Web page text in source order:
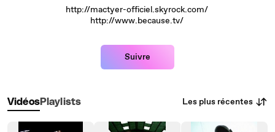
http://mactyer-officiel.skyrock.com/
http://www.because.tv/
Suivre
VidéosPlaylists Les plus récentes